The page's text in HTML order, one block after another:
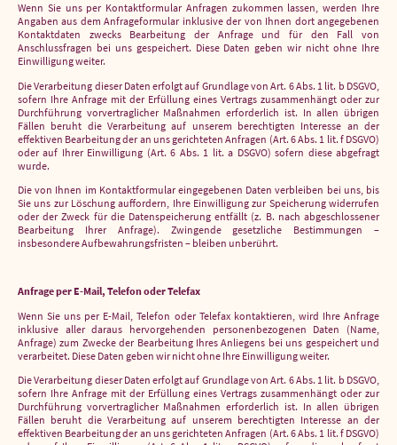
Wenn Sie uns per Kontaktformular Anfragen zukommen lassen, werden Ihre
Angaben aus dem Anfrageformular inklusive der von Ihnen dort angegebenen
Kontaktdaten zwecks Bearbeitung der Anfrage und für den Fall von
Anschlussfragen bei uns gespeichert. Diese Daten geben wir nicht ohne Ihre
Einwilligung weiter.
Die Verarbeitung dieser Daten erfolgt auf Grundlage von Art. 6 Abs. 1 lit. b DSGVO,
sofern Ihre Anfrage mit der Erfüllung eines Vertrags zusammenhängt oder zur
Durchführung vorvertraglicher Maßnahmen erforderlich ist. In allen übrigen
Fällen beruht die Verarbeitung auf unserem berechtigten Interesse an der
effektiven Bearbeitung der an uns gerichteten Anfragen (Art. 6 Abs. 1 lit. f DSGVO)
oder auf Ihrer Einwilligung (Art. 6 Abs. 1 lit. a DSGVO) sofern diese abgefragt
wurde.
Die von Ihnen im Kontaktformular eingegebenen Daten verbleiben bei uns, bis
Sie uns zur Löschung auffordern, Ihre Einwilligung zur Speicherung widerrufen
oder der Zweck für die Datenspeicherung entfällt (z. B. nach abgeschlossener
Bearbeitung Ihrer Anfrage). Zwingende gesetzliche Bestimmungen –
insbesondere Aufbewahrungsfristen – bleiben unberührt.
Anfrage per E-Mail, Telefon oder Telefax
Wenn Sie uns per E-Mail, Telefon oder Telefax kontaktieren, wird Ihre Anfrage
inklusive aller daraus hervorgehenden personenbezogenen Daten (Name,
Anfrage) zum Zwecke der Bearbeitung Ihres Anliegens bei uns gespeichert und
verarbeitet. Diese Daten geben wir nicht ohne Ihre Einwilligung weiter.
Die Verarbeitung dieser Daten erfolgt auf Grundlage von Art. 6 Abs. 1 lit. b DSGVO,
sofern Ihre Anfrage mit der Erfüllung eines Vertrags zusammenhängt oder zur
Durchführung vorvertraglicher Maßnahmen erforderlich ist. In allen übrigen
Fällen beruht die Verarbeitung auf unserem berechtigten Interesse an der
effektiven Bearbeitung der an uns gerichteten Anfragen (Art. 6 Abs. 1 lit. f DSGVO)